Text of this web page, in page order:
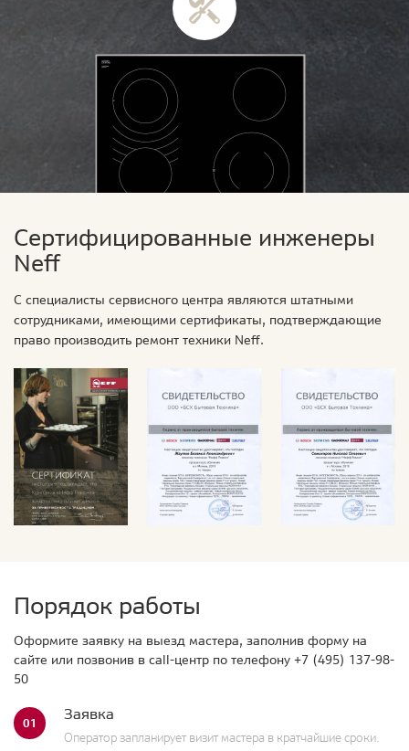
Сертифицированные инженеры
Neff
С специалисты сервисного центра являются штатными
сотрудниками, имеющими сертификаты, подтверждающие
право производить ремонт техники Neff.
Порядок работы
Оформите заявку на выезд мастера, заполнив форму на
сайте или позвонив в call-центр по телефону +7 (495) 137-98-
50
01 Заявка
Оператор запланирует визит мастера в кратчайшие сроки.